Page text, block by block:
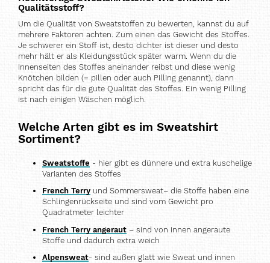
Qualitätsstoff?
Um die Qualität von Sweatstoffen zu bewerten, kannst du auf
mehrere Faktoren achten. Zum einen das Gewicht des Stoffes.
Je schwerer ein Stoff ist, desto dichter ist dieser und desto
mehr hält er als Kleidungsstück später warm. Wenn du die
Innenseiten des Stoffes aneinander reibst und diese wenig
Knötchen bilden (= pillen oder auch Pilling genannt), dann
spricht das für die gute Qualität des Stoffes. Ein wenig Pilling
ist nach einigen Wäschen möglich.
Welche Arten gibt es im Sweatshirt
Sortiment?
Sweatstoffe - hier gibt es dünnere und extra kuschelige
Varianten des Stoffes
French Terry und Sommersweat– die Stoffe haben eine
Schlingenrückseite und sind vom Gewicht pro
Quadratmeter leichter
French Terry angeraut – sind von innen angeraute
Stoffe und dadurch extra weich
Alpensweat- sind außen glatt wie Sweat und innen